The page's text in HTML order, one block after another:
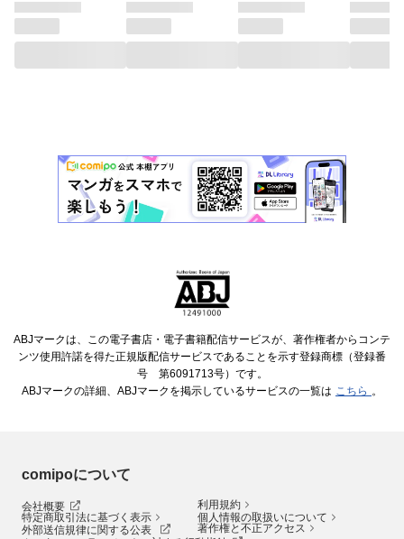
ABJマークは、この電子書店・電子書籍配信サービスが、著作権者からコンテ
ンツ使用許諾を得た正規版配信サービスであることを示す登録商標（登録番
号 第6091713号）です。
ABJマークの詳細、ABJマークを掲示しているサービスの一覧は こちら 。
comipoについて
会社概要
利用規約
特定商取引法に基づく表示
個人情報の取扱いについて
外部送信規律に関する公表
著作権と不正アクセス